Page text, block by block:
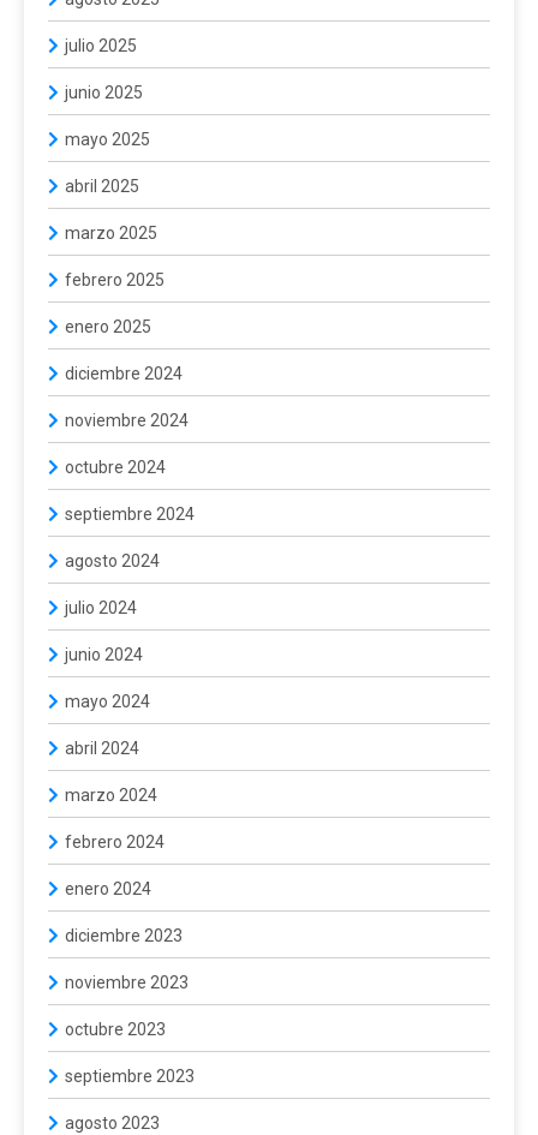
julio 2025
junio 2025
mayo 2025
abril 2025
marzo 2025
febrero 2025
enero 2025
diciembre 2024
noviembre 2024
octubre 2024
septiembre 2024
agosto 2024
julio 2024
junio 2024
mayo 2024
abril 2024
marzo 2024
febrero 2024
enero 2024
diciembre 2023
noviembre 2023
octubre 2023
septiembre 2023
agosto 2023